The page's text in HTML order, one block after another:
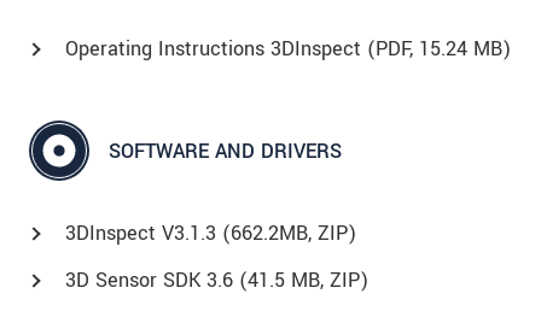
Operating Instructions 3DInspect (PDF, 15.24 MB)
SOFTWARE AND DRIVERS
3DInspect V3.1.3 (662.2MB, ZIP)
3D Sensor SDK 3.6 (41.5 MB, ZIP)